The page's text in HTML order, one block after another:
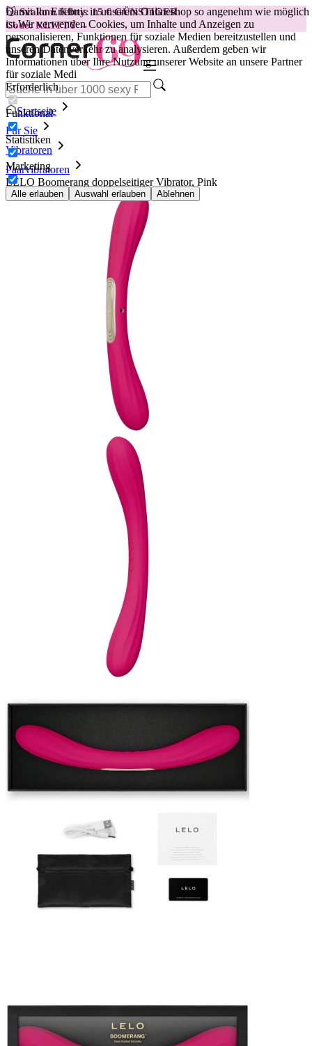
Damit Ihr Erlebnis in unserem Onlineshop so angenehm wie möglich
ist.Wir verwenden Cookies, um Inhalte und Anzeigen zu
personalisieren, Funktionen für soziale Medien bereitzustellen und
unseren Datenverkehr zu analysieren. Außerdem geben wir
Informationen über Ihre Nutzung unserer Website an unsere Partner
für soziale Medi
Erforderlich
Funktional
Statistiken
Marketing
Alle erlauben Auswahl erlauben Ablehnen
😽Svakom Klitty: 15 € GÜNSTIGER
Code: KLITTY →
Startseite
Für Sie
Vibratoren
Paarvibratoren
LELO Boomerang doppelseitiger Vibrator, Pink